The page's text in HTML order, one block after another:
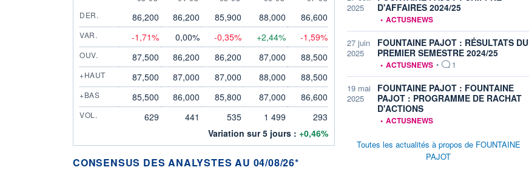
DER.
86,200 86,200 85,900 88,000 86,600
VAR. -1,71% 0,00% -0,35% +2,44% -1,59%
OUV. 87,500 86,200 86,200 87,000 88,500
+HAUT 87,500 87,000 87,000 88,000 88,500
+BAS 85,500 86,000 85,800 87,000 86,600
VOL. 629 441 535 1 499
293
Variation sur 5 jours : +0,46%
CONSENSUS DES ANALYSTES AU 04/08/26*
2025
D'AFFAIRES 2024/25
information fournie par
• ACTUSNEWS
27 juin
2025
FOUNTAINE PAJOT : RÉSULTATS DU
PREMIER SEMESTRE 2024/25
information fournie par
• ACTUSNEWS • 1
19 mai
2025
FOUNTAINE PAJOT : FOUNTAINE
PAJOT : PROGRAMME DE RACHAT
D'ACTIONS
information fournie par
• ACTUSNEWS
Toutes les actualités à propos de FOUNTAINE
PAJOT